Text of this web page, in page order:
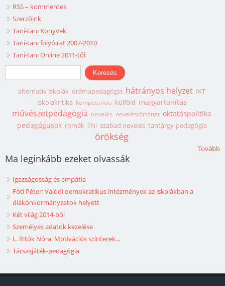
RSS – kommentek
Szerzőink
Taní-tani Könyvek
Taní-tani folyóirat 2007-2010
Taní-tani Online 2011-től
Keresés űrlap
Keresés
alternatív iskolák drámapedagógia hátrányos helyzet IKT
iskolakritika kompetencia külföld magyartanítás
művészetpedagógia nevelés neveléstörténet oktatáspolitika
pedagógusok romák SNI szabad nevelés tantárgy-pedagógia
örökség
Tovább
Ma leginkább ezeket olvassák
Igazságosság és empátia
Fóti Péter: Valódi demokratikus intézmények az iskolákban a
diákönkormányzatok helyett
Két világ 2014-ből
Személyes adatok kezelése
L. Ritók Nóra: Motivációs színterek...
Társasjáték-pedagógia